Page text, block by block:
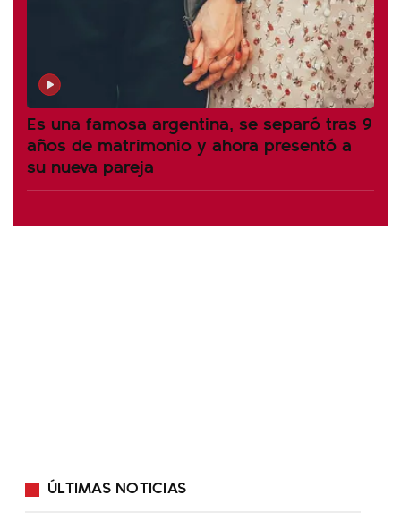
Es una famosa argentina, se separó tras 9
años de matrimonio y ahora presentó a
su nueva pareja
ÚLTIMAS NOTICIAS